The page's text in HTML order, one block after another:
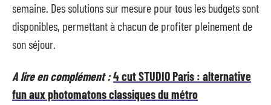
semaine. Des solutions sur mesure pour tous les budgets sont
disponibles, permettant à chacun de profiter pleinement de
son séjour.
A lire en complément :4 cut STUDIO Paris : alternative
fun aux photomatons classiques du métro